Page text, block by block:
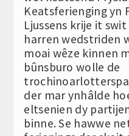
Keatsferienging yn
Ljussens krije it swit
harren wedstriden
moai wêze kinnen
bûnsburo wolle de
der mar ynhâlde
eltsenien dy
binne. Se hawwe